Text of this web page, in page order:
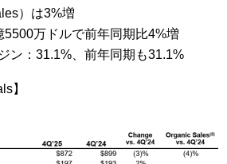
）は3%増
万ドルで前年同期比4%増
ン：31.1%、前年同期も31.1%
】